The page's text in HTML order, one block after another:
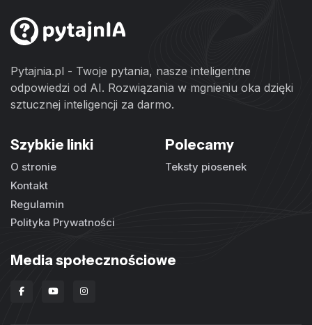
Pytajnia.pl - Twoje pytania, nasze inteligentne
odpowiedzi od AI. Rozwiązania w mgnieniu oka dzięki
sztucznej inteligencji za darmo.
Szybkie linki
O stronie
Kontakt
Regulamin
Polityka Prywatności
Polecamy
Teksty piosenek
Media społecznościowe